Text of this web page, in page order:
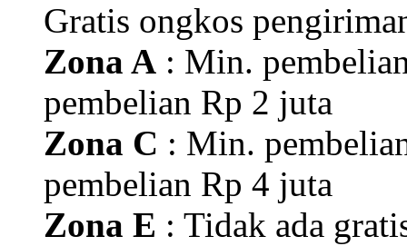
Gratis ongkos
Zona A : Min.
pembelian Rp 2 juta
Zona C : Min.
pembelian Rp 4 juta
Zona E : Tidak ada